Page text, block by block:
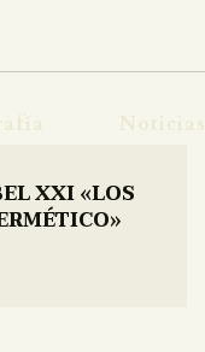
Noticias
XXI «LOS